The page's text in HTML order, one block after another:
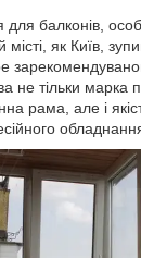
балконів,
як Київ,
не тільки марка
рама, але і